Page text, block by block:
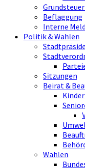
Beflaggung
Interne
Politik & Wahlen
Sitzungen
Beirat &
Wahlen